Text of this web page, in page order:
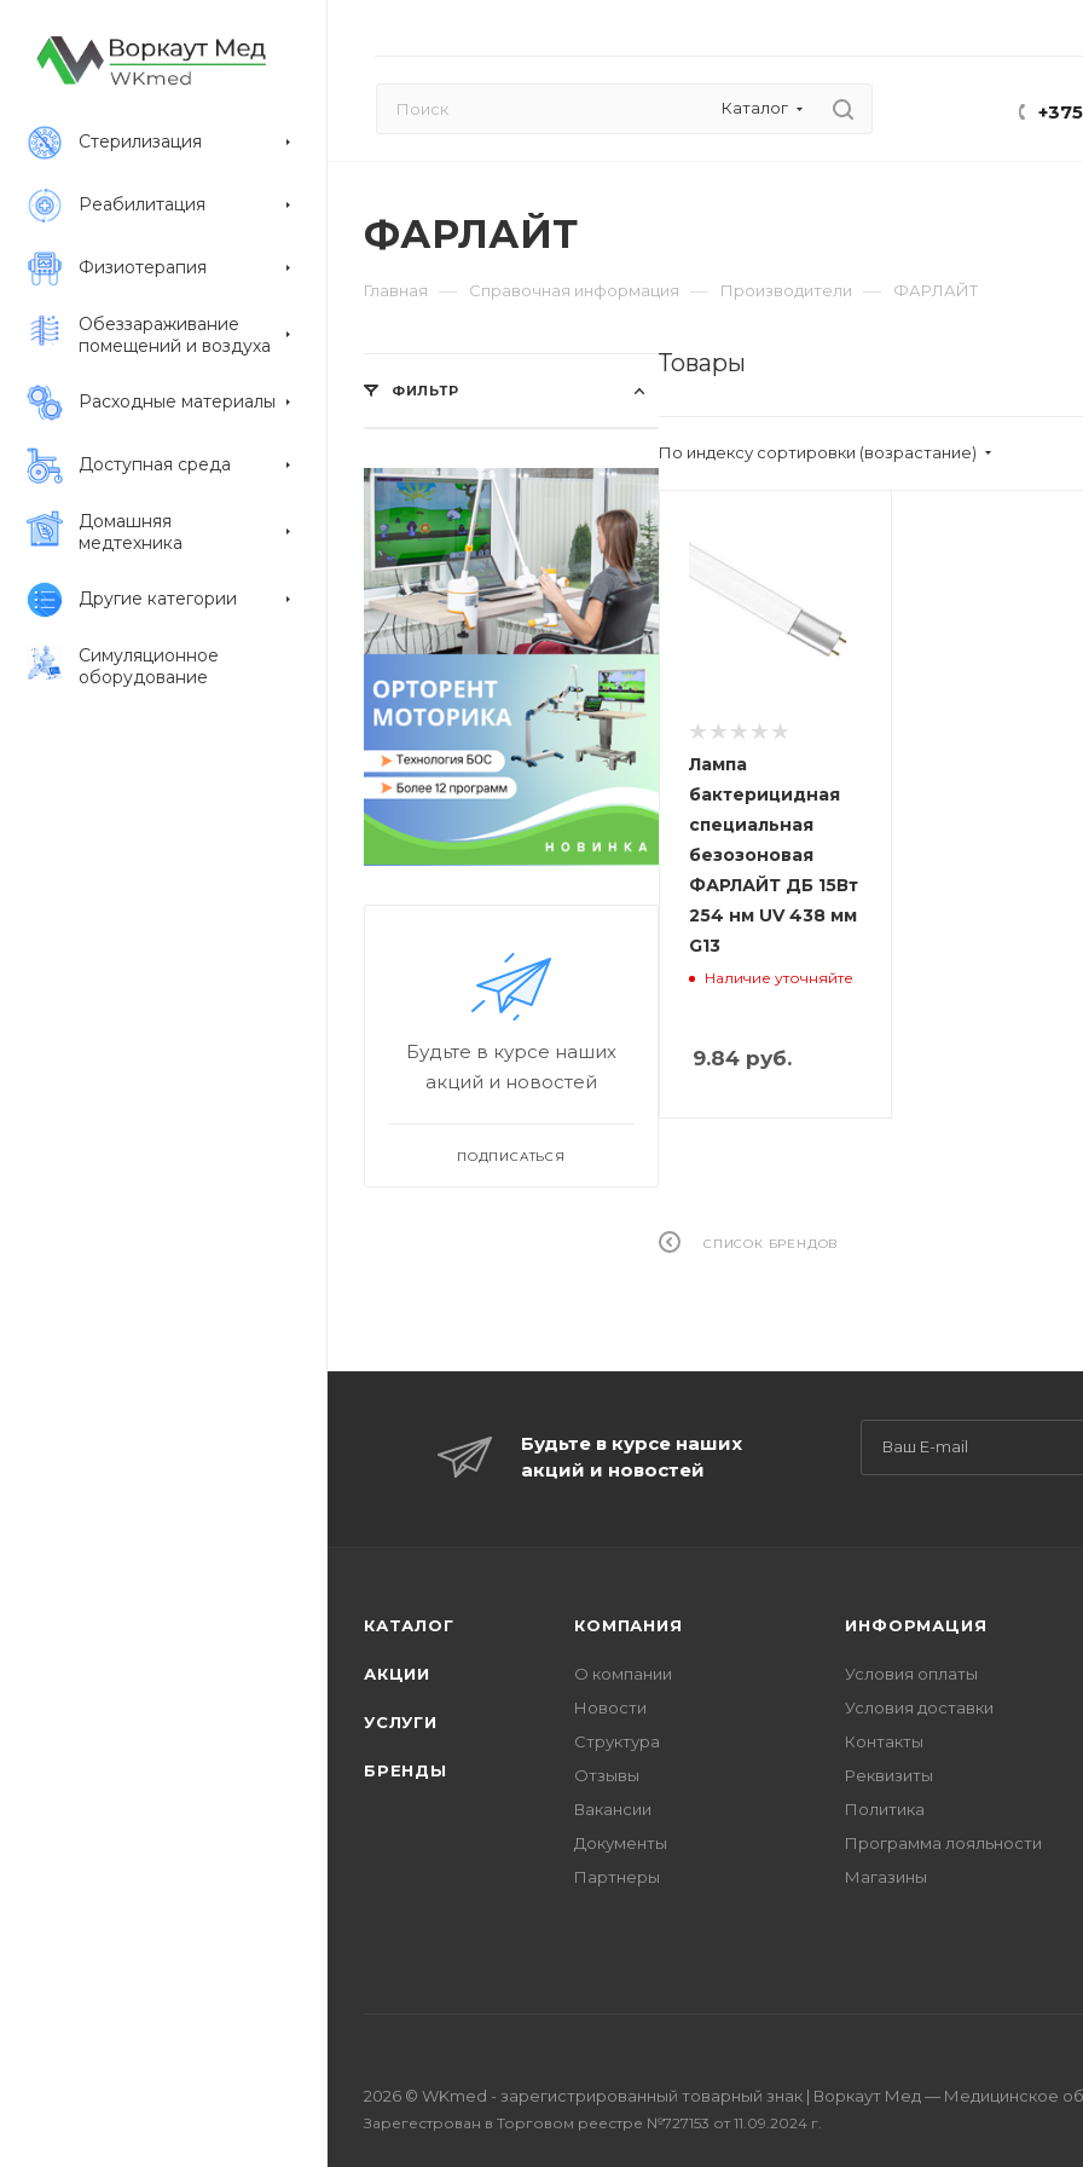
Каталог
Стерилизация
Реабилитация
Физиотерапия
Обеззараживание
помещений и воздуха
Расходные материалы
Доступная среда
Домашняя
медтехника
Другие категории
Симуляционное
оборудование
ФАРЛАЙТ
Главная — Справочная информация — Производители — ФАРЛАЙТ
Товары
По индексу сортировки (возрастание)
Лампа
бактерицидная
специальная
безозоновая
ФАРЛАЙТ ДБ 15Вт
254 нм UV 438 мм
G13
Наличие уточняйте
9.84 руб.
СПИСОК БРЕНДОВ
ФИЛЬТР
Будьте в курсе наших
акций и новостей
ПОДПИСАТЬСЯ
Будьте в курсе наших
акций и новостей
КАТАЛОГ
АКЦИИ
УСЛУГИ
БРЕНДЫ
КОМПАНИЯ
О компании
Новости
Структура
Отзывы
Вакансии
Документы
Партнеры
ИНФОРМАЦИЯ
Условия оплаты
Условия доставки
Контакты
Реквизиты
Политика
Программа лояльности
Магазины
2026 © WKmed - зарегистрированный товарный знак | Воркаут Мед — Медицинское
Зарегестрован в Торговом реестре №727153 от 11.09.2024 г.